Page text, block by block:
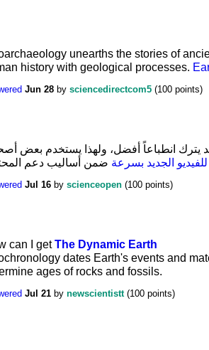
unearths the stories of
history with geological processes.
Jun 28 by sciencedirectcom5 (100 points)
يترك انطباعاً أفضل، ولهذا يستخدم بعض
الجديد بسرعة
Jul 16 by scienceopen (100 points)
can I getThe Dynamic Earth
dates Earth's events and
ages of rocks and fossils.
Jul 21 by newscientistt (100 points)